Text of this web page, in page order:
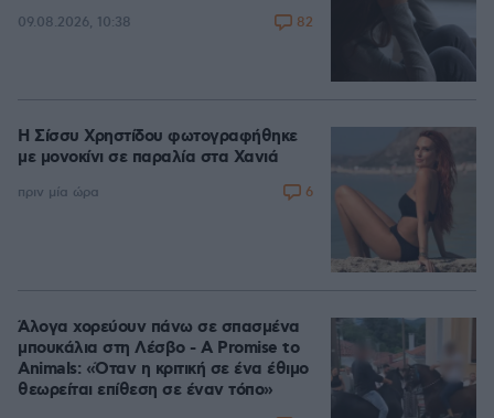
09.08.2026, 10:38 82
Η Σίσσυ Χρηστίδου φωτογραφήθηκε
με μονοκίνι σε παραλία στα Χανιά
πριν μία ώρα 6
Άλογα χορεύουν πάνω σε σπασμένα
μπουκάλια στη Λέσβο - A Promise to
Animals: «Όταν η κριτική σε ένα έθιμο
θεωρείται επίθεση σε έναν τόπο»